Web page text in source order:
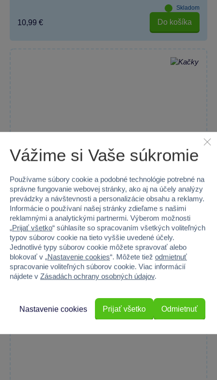
Skladom
10,99 € Do košíka
LEGO® Animal Crossing™ 77052 KK a koncert
na námestí
Zostavte si vlastné príbehy so stavebnicou KK a koncert na...
Skladom online
79,99 €
Vážime si Vaše súkromie
Používame súbory cookie a podobné technológie potrebné na
správne fungovanie webovej stránky, ako aj na účely analýzy
prevádzky a návštevnosti a personalizácie obsahu a reklamy.
Informácie o používaní našej stránky zdieľame s našimi
reklamnými a analytickými partnermi. Výberom možnosti
„Prijať všetko“ súhlasíte so spracovaním všetkých voliteľných
typov súborov cookie na tieto vyššie uvedené účely.
Jednotlivé typy súborov cookie môžete spravovať alebo
blokovať v „Nastavenie cookies“. Môžete tiež odmietnuť
spracovanie voliteľných súborov cookie. Viac informácií
nájdete v Zásadách ochrany osobných údajov.
Odmietnuť
Nastavenie cookies Prijať všetko